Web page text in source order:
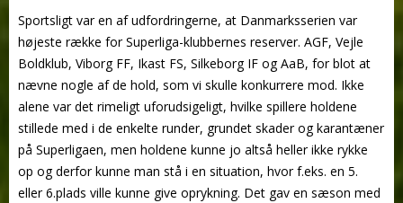
Sportsligt var en af udfordringerne, at Danmarksserien var
højeste række for Superliga-klubbernes reserver. AGF, Vejle
Boldklub, Viborg FF, Ikast FS, Silkeborg IF og AaB, for blot at
nævne nogle af de hold, som vi skulle konkurrere mod. Ikke
alene var det rimeligt uforudsigeligt, hvilke spillere holdene
stillede med i de enkelte runder, grundet skader og karantæner
på Superligaen, men holdene kunne jo altså heller ikke rykke
op og derfor kunne man stå i en situation, hvor f.eks. en 5.
eller 6.plads ville kunne give oprykning. Det gav en sæson med